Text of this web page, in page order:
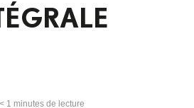
< 1 minutes de lecture